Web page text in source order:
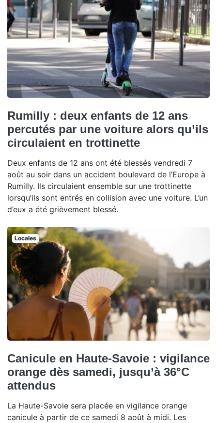
Rumilly : deux enfants de 12 ans
percutés par une voiture alors qu’ils
circulaient en trottinette
Deux enfants de 12 ans ont été blessés vendredi 7
août au soir dans un accident boulevard de l’Europe à
Rumilly. Ils circulaient ensemble sur une trottinette
lorsqu’ils sont entrés en collision avec une voiture. L’un
d’eux a été grièvement blessé.
Locales
Canicule en Haute-Savoie : vigilance
orange dès samedi, jusqu’à 36°C
attendus
La Haute-Savoie sera placée en vigilance orange
canicule à partir de ce samedi 8 août à midi. Les